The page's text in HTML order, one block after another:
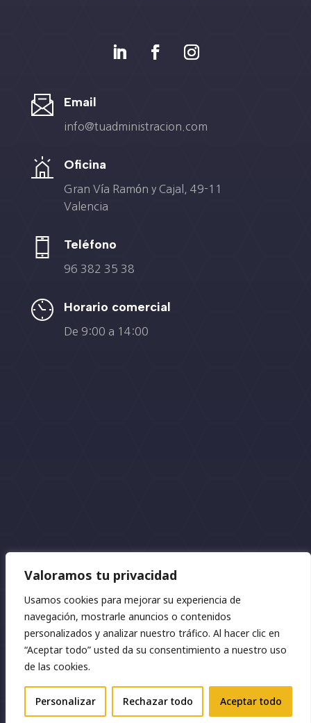
Valoramos tu privacidad
Usamos cookies para mejorar su experiencia de
navegación, mostrarle anuncios o contenidos
personalizados y analizar nuestro tráfico. Al hacer clic en
“Aceptar todo” usted da su consentimiento a nuestro uso
de las cookies.
Personalizar Rechazar todo Aceptar todo
Email
info@tuadministracion.com
Oficina
Gran Vía Ramón y Cajal, 49-11
Valencia
Teléfono
96 382 35 38
Horario comercial
De 9:00 a 14:00
2026 © Fincas Mar | Diseño: Náyades
ES